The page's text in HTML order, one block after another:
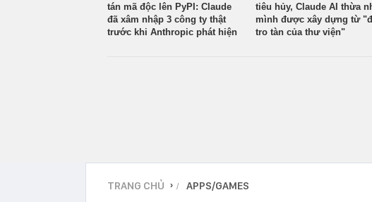
tán mã độc lên PyPI: Claude
đã xâm nhập 3 công ty thật
trước khi Anthropic phát hiện
tiêu hủy, Claude AI thừa
mình được xây dựng từ
tro tàn của thư viện"
TRANG CHỦ › APPS/GAMES